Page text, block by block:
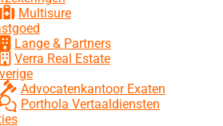
Multisure
Lange & Partners
Verra Real Estate
Advocatenkantoor Exaten
Porthola Vertaaldiensten